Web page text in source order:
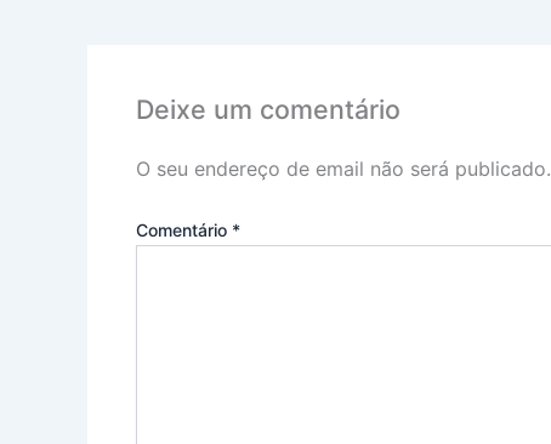
Deixe um comentário
O seu endereço de email não será publicado.
Comentário *